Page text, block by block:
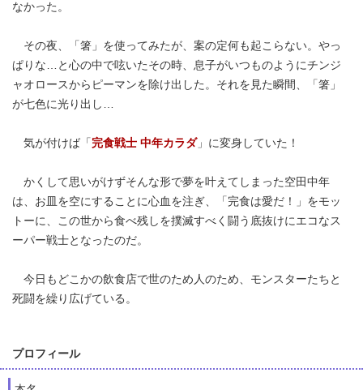
なかった。
その夜、「箸」を使ってみたが、案の定何も起こらない。やっ
ぱりな…と心の中で呟いたその時、息子がいつものようにチンジ
ャオロースからピーマンを除け出した。それを見た瞬間、「箸」
が七色に光り出し…
気が付けば「 完食戦士 中年カラダ」に変身していた！
かくして思いがけずそんな形で夢を叶えてしまった空田中年
は、お皿を空にすることに心血を注ぎ、「完食は愛だ！」をモッ
トーに、この世から食べ残しを撲滅すべく闘う底抜けにエコなス
ーパー戦士となったのだ。
今日もどこかの飲食店で世のため人のため、モンスターたちと
死闘を繰り広げている。
プロフィール